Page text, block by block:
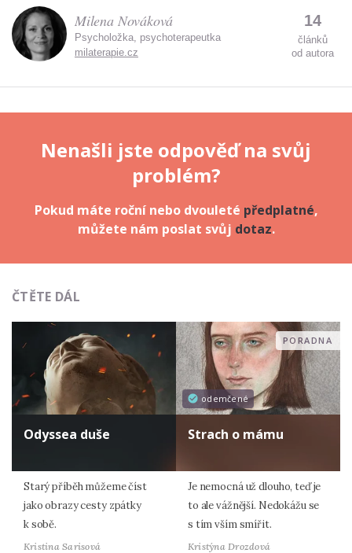
Milena Nováková
Psycholožka, psychoterapeutka
milaterapie.cz
14
článků
od autora
Nenašli jste odpověď na svůj
problém?
Pokud máte roční nebo dvouleté předplatné,
můžete nám poslat svůj dotaz.
ČTĚTE DÁL
Odyssea duše
Starý příběh můžeme číst
jako obrazy cesty zpátky
k sobě.
Kristina Sarisová
odemčené
PORADNA
Strach o mámu
Je nemocná už dlouho, teď je
to ale vážnější. Nedokážu se
s tím vším smířit.
Kristýna Drozdová